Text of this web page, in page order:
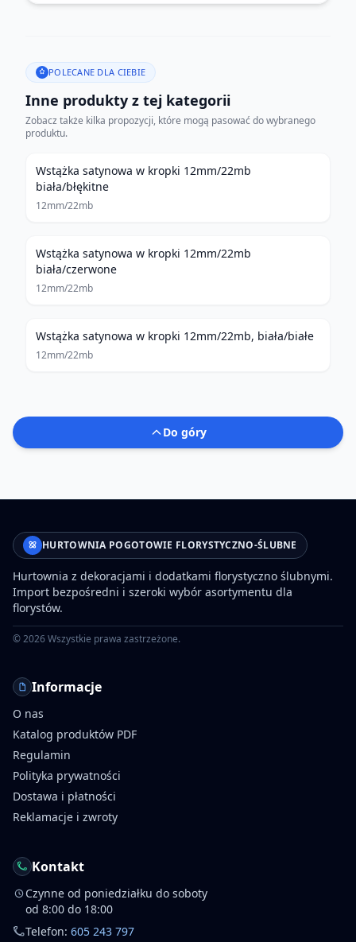
POLECANE DLA CIEBIE
Inne produkty z tej kategorii
Zobacz także kilka propozycji, które mogą pasować do wybranego
produktu.
Wstążka satynowa w kropki 12mm/22mb
biała/błękitne
12mm/22mb
Wstążka satynowa w kropki 12mm/22mb
biała/czerwone
12mm/22mb
Wstążka satynowa w kropki 12mm/22mb, biała/białe
12mm/22mb
Do góry
HURTOWNIA POGOTOWIE FLORYSTYCZNO-ŚLUBNE
Hurtownia z dekoracjami i dodatkami florystyczno ślubnymi.
Import bezpośredni i szeroki wybór asortymentu dla
florystów.
©2026Wszystkie prawa zastrzeżone.
Informacje
O nas
Katalog produktów PDF
Regulamin
Polityka prywatności
Dostawa i płatności
Reklamacje i zwroty
Kontakt
Czynne od poniedziałku do soboty
od 8:00 do 18:00
Telefon: 605 243 797